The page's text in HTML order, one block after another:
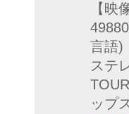
【映
言語)
ステ
ップ